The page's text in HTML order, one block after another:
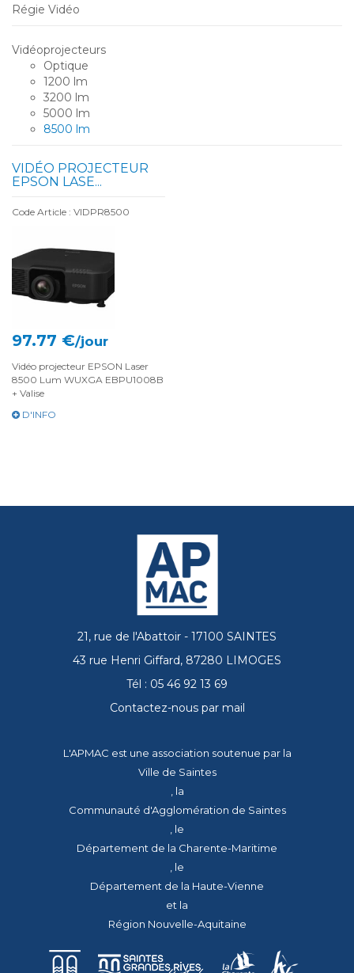
Régie Vidéo
Vidéoprojecteurs
Optique
1200 lm
3200 lm
5000 lm
8500 lm
VIDÉO PROJECTEUR
EPSON LASE...
Code Article : VIDPR8500
97.77 €/jour
Vidéo projecteur EPSON Laser
8500 Lum WUXGA EBPU1008B
+ Valise
D'INFO
21, rue de l'Abattoir - 17100 SAINTES
43 rue Henri Giffard, 87280 LIMOGES
Tél : 05 46 92 13 69
Contactez-nous par mail
L'APMAC est une association soutenue par la
Ville de Saintes
, la
Communauté d'Agglomération de Saintes
, le
Département de la Charente-Maritime
, le
Département de la Haute-Vienne
et la
Région Nouvelle-Aquitaine